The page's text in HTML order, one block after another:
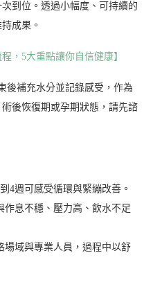
到位。透過小幅度、可持續的
成果。
，5大重點讓你自信健康】
後補充水分並記錄感受，作為
後恢復期或孕期狀態，請先諮
4週可感受循環與緊繃改善。
作息不穩、壓力高、飲水不足
場域與專業人員，過程中以舒